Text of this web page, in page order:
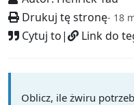
Drukuj tę stronę- 18
Cytuj to| Link do
Oblicz, ile żwiru